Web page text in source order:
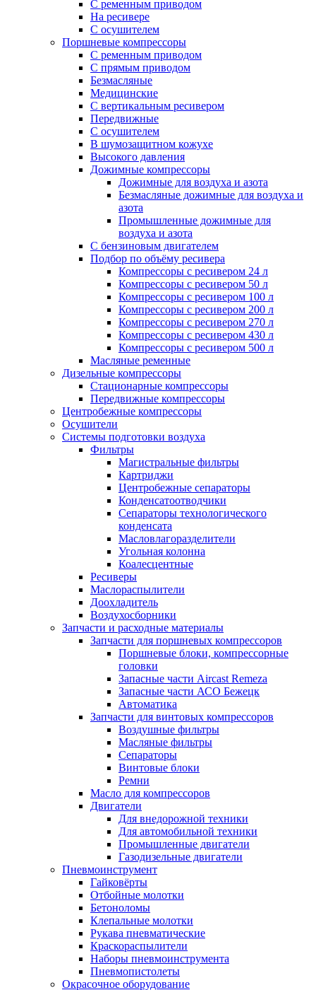
С ременным приводом
На ресивере
С осушителем
Поршневые компрессоры
С ременным приводом
С прямым приводом
Безмасляные
Медицинские
С вертикальным ресивером
Передвижные
С осушителем
В шумозащитном кожухе
Высокого давления
Дожимные компрессоры
Дожимные для воздуха и азота
Безмасляные дожимные для воздуха и
азота
Промышленные дожимные для
воздуха и азота
С бензиновым двигателем
Подбор по объёму ресивера
Компрессоры с ресивером 24 л
Компрессоры с ресивером 50 л
Компрессоры с ресивером 100 л
Компрессоры с ресивером 200 л
Компрессоры с ресивером 270 л
Компрессоры с ресивером 430 л
Компрессоры с ресивером 500 л
Масляные ременные
Дизельные компрессоры
Стационарные компрессоры
Передвижные компрессоры
Центробежные компрессоры
Осушители
Системы подготовки воздуха
Фильтры
Магистральные фильтры
Картриджи
Центробежные сепараторы
Конденсатоотводчики
Сепараторы технологического
конденсата
Масловлагоразделители
Угольная колонна
Коалесцентные
Ресиверы
Маслораспылители
Доохладитель
Воздухосборники
Запчасти и расходные материалы
Запчасти для поршневых компрессоров
Поршневые блоки, компрессорные
головки
Запасные части Aircast Remeza
Запасные части АСО Бежецк
Автоматика
Запчасти для винтовых компрессоров
Воздушные фильтры
Масляные фильтры
Сепараторы
Винтовые блоки
Ремни
Масло для компрессоров
Двигатели
Для внедорожной техники
Для автомобильной техники
Промышленные двигатели
Газодизельные двигатели
Пневмоинструмент
Гайковёрты
Отбойные молотки
Бетоноломы
Клепальные молотки
Рукава пневматические
Краскораспылители
Наборы пневмоинструмента
Пневмопистолеты
Окрасочное оборудование